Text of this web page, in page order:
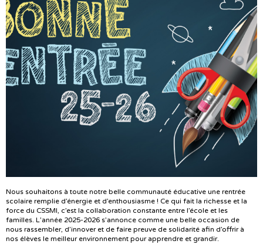
Nous souhaitons à toute notre belle communauté éducative une rentrée
scolaire remplie d’énergie et d’enthousiasme ! Ce qui fait la richesse et la
force du CSSMI, c’est la collaboration constante entre l’école et les
familles. L’année 2025-2026 s’annonce comme une belle occasion de
nous rassembler, d’innover et de faire preuve de solidarité afin d’offrir à
nos élèves le meilleur environnement pour apprendre et grandir.